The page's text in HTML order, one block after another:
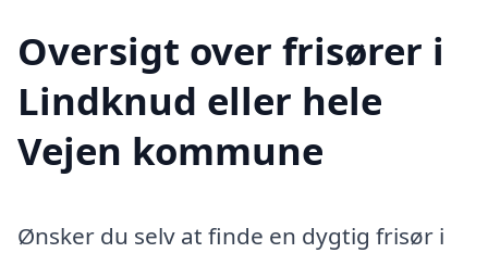
Oversigt over frisører i
Lindknud eller hele
Vejen kommune
Ønsker du selv at finde en dygtig frisør i